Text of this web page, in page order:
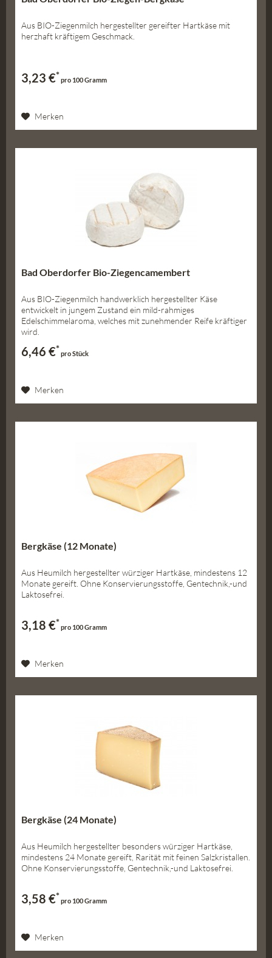
Aus BIO-Ziegenmilch hergestellter gereifter Hartkäse mit
herzhaft kräftigem Geschmack.
3,23 €*pro 100 Gramm
Merken
Bad Oberdorfer Bio-Ziegencamembert
Aus BIO-Ziegenmilch handwerklich hergestellter Käse
entwickelt in jungem Zustand ein mild-rahmiges
Edelschimmelaroma, welches mit zunehmender Reife kräftiger
wird.
6,46 €*pro Stück
Merken
Bergkäse (12 Monate)
Aus Heumilch hergestellter würziger Hartkäse, mindestens 12
Monate gereift. Ohne Konservierungsstoffe, Gentechnik,-und
Laktosefrei.
3,18 €*pro 100 Gramm
Merken
Bergkäse (24 Monate)
Aus Heumilch hergestellter besonders würziger Hartkäse,
mindestens 24 Monate gereift, Rarität mit feinen Salzkristallen.
Ohne Konservierungsstoffe, Gentechnik,-und Laktosefrei.
3,58 €*pro 100 Gramm
Merken